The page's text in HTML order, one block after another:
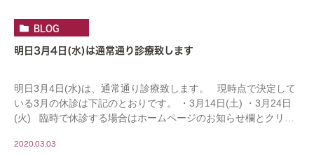
BLOG
明日3月4日(水)は通常通り診療致します
明日3月4日(水)は、通常通り診療致します。 現時点で決定して
いる3月の休診は下記のとおりです。 ・3月14日(土) ・3月24日
(火) 臨時で休診する場合はホームページのお知らせ欄とクリニ
2020.03.03